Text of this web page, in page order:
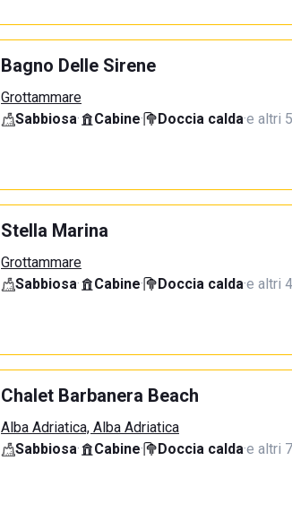
Bagno Delle Sirene
Grottammare
Sabbiosa· Cabine· Doccia calda·e altri
Stella Marina
Grottammare
Sabbiosa· Cabine· Doccia calda·e altri
Chalet Barbanera Beach
Alba Adriatica, Alba Adriatica
Sabbiosa· Cabine· Doccia calda·e altri